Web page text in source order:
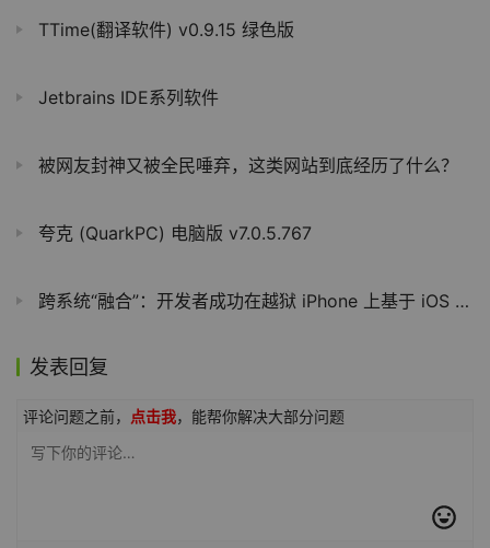
TTime(翻译软件) v0.9.15 绿色版
Jetbrains IDE系列软件
被网友封神又被全民唾弃，这类网站到底经历了什么？
夸克 (QuarkPC) 电脑版 v7.0.5.767
跨系统“融合”：开发者成功在越狱 iPhone 上基于 iOS 内核运行 macOS 图形界面
发表回复
评论问题之前， 点击我，能帮你解决大部分问题